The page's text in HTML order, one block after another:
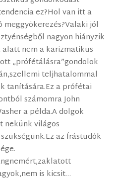
ez?Hol van itt a
jól
nagyon hiányzik
alatt nem a karizmatikus
„prófétálásra”gondolok
teljhatalommal
tanítására.Ez a prófétai
számomra John
a példa.A dolgok
nekünk világos
az Írástudók
is kicsit…